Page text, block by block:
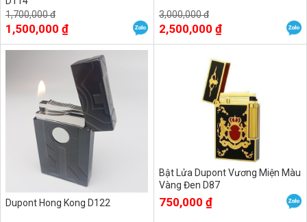
1,700,000 đ
1,500,000 ₫
3,000,000 đ
2,500,000 ₫
Dupont Hong Kong D122
Bật Lửa Dupont Vương Miện Màu
Vàng Đen D87
750,000 ₫